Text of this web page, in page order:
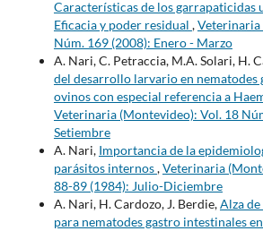
Características de los garrapaticidas
Eficacia y poder residual ,Veterinaria
Núm. 169 (2008): Enero - Marzo
A. Nari, C. Petraccia, M.A. Solari, H.
del desarrollo larvario en nematodes
ovinos con especial referencia a
Veterinaria (Montevideo): Vol. 18
Setiembre
A. Nari, Importancia de la
parásitos internos,Veterinaria
88-89 (1984): Julio-Diciembre
A. Nari, H. Cardozo, J. Berdie,Alza
para nematodes gastro intestinales